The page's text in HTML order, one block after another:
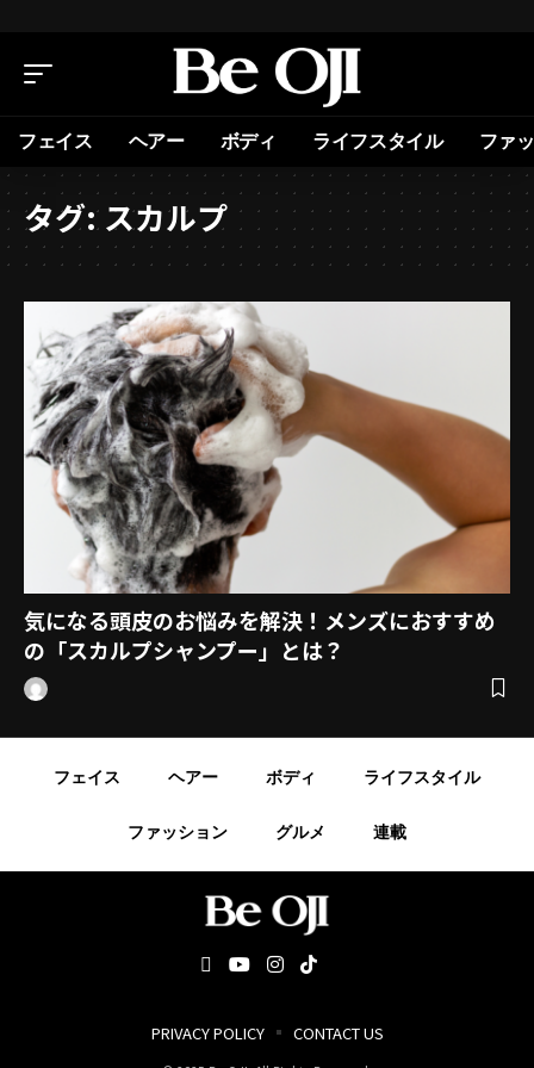
フェイス ヘアー ボディ ライフスタイル ファ
タグ:スカルプ
気になる頭皮のお悩みを解決！メンズにおすすめ
の「スカルプシャンプー」とは？
フェイス ヘアー ボディ ライフスタイル
ファッション グルメ 連載
PRIVACY POLICY CONTACT US